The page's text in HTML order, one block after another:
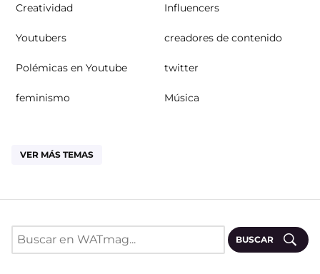
Creatividad Influencers
Youtubers creadores de contenido
Polémicas en Youtube twitter
feminismo Música
VER MÁS TEMAS
BUSCAR